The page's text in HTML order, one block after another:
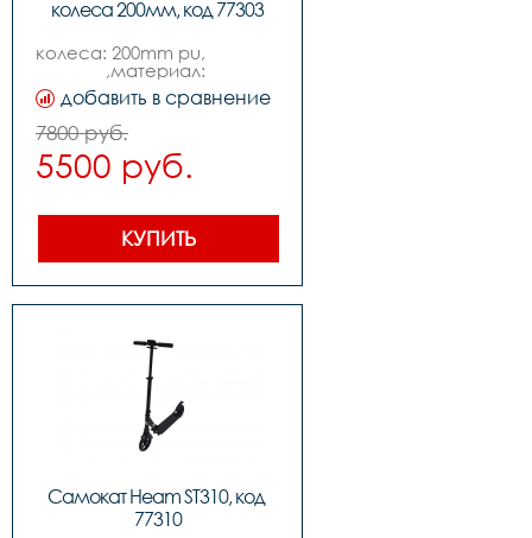
колеса 200мм, код 77303
колеса: 200mm pu,
,материал:
алюминийampсталь,
,подшипники: abec-7,
,размер деки: 58*16cm,
,вес: 4.5kg,
,нагрузка макс: 100kg
добавить в сравнение
7800 руб.
5500 руб.
КУПИТЬ
Самокат Heam ST310, код
77310